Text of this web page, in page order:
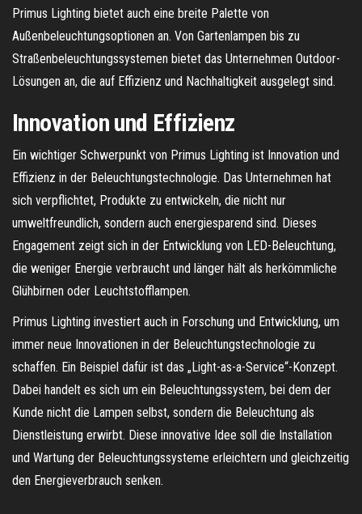
Primus Lighting bietet auch eine breite Palette von
Außenbeleuchtungsoptionen an. Von Gartenlampen bis zu
Straßenbeleuchtungssystemen bietet das Unternehmen Outdoor-
Lösungen an, die auf Effizienz und Nachhaltigkeit ausgelegt sind.
Innovation und Effizienz
Ein wichtiger Schwerpunkt von Primus Lighting ist Innovation und
Effizienz in der Beleuchtungstechnologie. Das Unternehmen hat
sich verpflichtet, Produkte zu entwickeln, die nicht nur
umweltfreundlich, sondern auch energiesparend sind. Dieses
Engagement zeigt sich in der Entwicklung von LED-Beleuchtung,
die weniger Energie verbraucht und länger hält als herkömmliche
Glühbirnen oder Leuchtstofflampen.
Primus Lighting investiert auch in Forschung und Entwicklung, um
immer neue Innovationen in der Beleuchtungstechnologie zu
schaffen. Ein Beispiel dafür ist das „Light-as-a-Service“-Konzept.
Dabei handelt es sich um ein Beleuchtungssystem, bei dem der
Kunde nicht die Lampen selbst, sondern die Beleuchtung als
Dienstleistung erwirbt. Diese innovative Idee soll die Installation
und Wartung der Beleuchtungssysteme erleichtern und gleichzeitig
den Energieverbrauch senken.